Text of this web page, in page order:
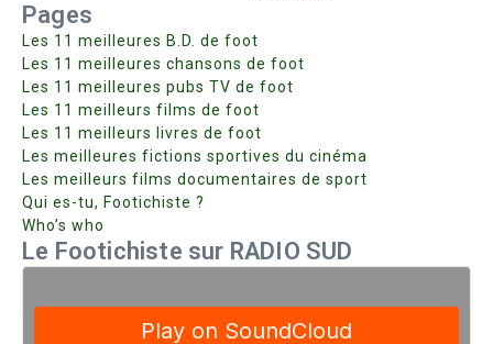
Pages
Les 11 meilleures B.D. de foot
Les 11 meilleures chansons de foot
Les 11 meilleures pubs TV de foot
Les 11 meilleurs films de foot
Les 11 meilleurs livres de foot
Les meilleures fictions sportives du cinéma
Les meilleurs films documentaires de sport
Qui es-tu, Footichiste ?
Who’s who
Le Footichiste sur RADIO SUD